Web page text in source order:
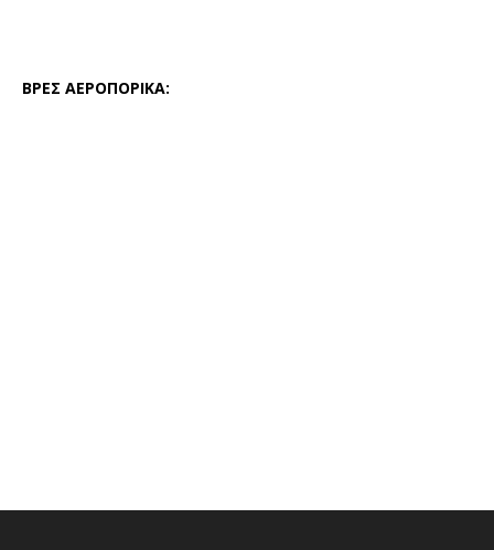
ΒΡΕΣ ΑΕΡΟΠΟΡΙΚΑ: